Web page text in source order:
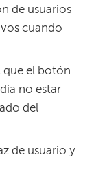
de usuarios
cuando
que el botón
no estar
del
de usuario y